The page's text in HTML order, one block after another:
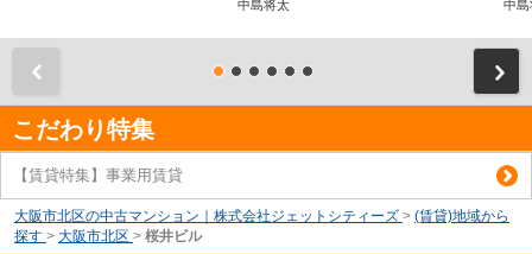
中島将太 中島
こだわり特集
【賃貸特集】事業用賃貸
大阪市北区の中古マンション｜株式会社ジェットシティーズ > (賃貸)地域から
探す > 大阪市北区 > 桜井ビル